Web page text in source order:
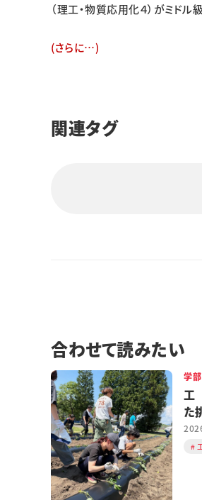
（理工・物質応用化４）がミド
(さらに…)
関連タグ
合わせて読みたい
学
工
た